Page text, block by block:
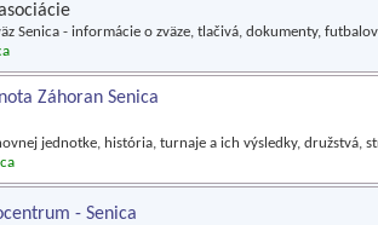
Senica - informácie o zväze, tlačivá, dokumenty,
Záhoran Senica
jednotke, história, turnaje a ich výsledky, družstvá,
- Senica